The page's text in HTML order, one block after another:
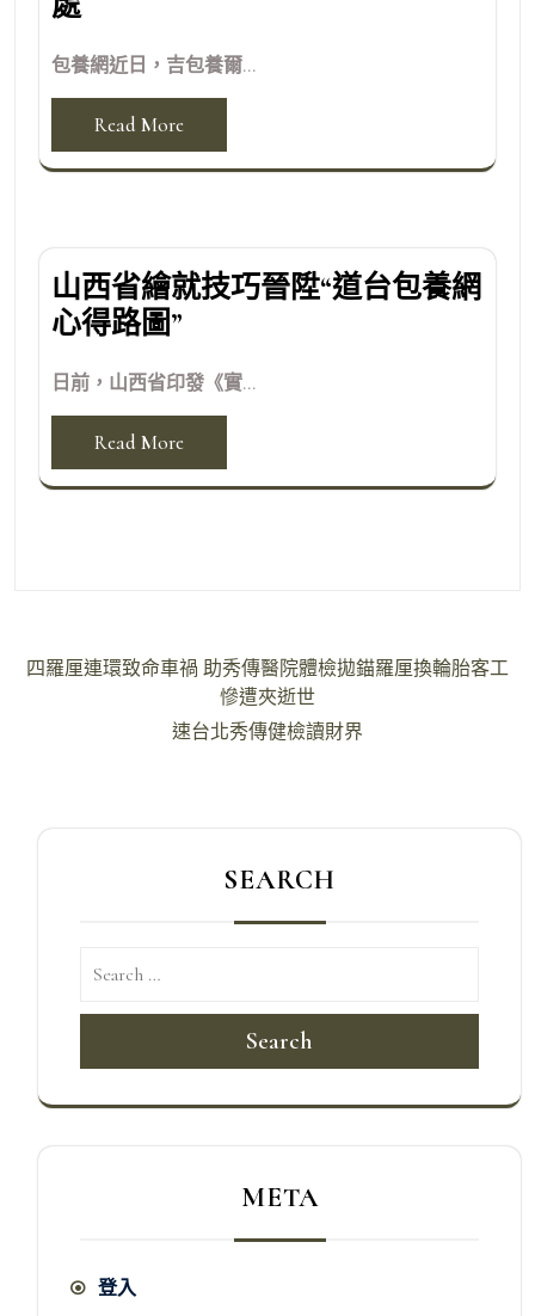
包養網近日，吉包養爾...
Read More
山西省繪就技巧晉陞“道台包養網
心得路圖”
日前，山西省印發《實...
Read More
文
四羅厘連環致命車禍 助秀傳醫院體檢拋錨羅厘換輪胎客工
慘遭夾逝世
速台北秀傳健檢讀財界
SEARCH
Search
META
登入